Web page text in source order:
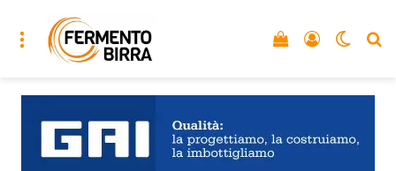
Menu Accedi
Vedi il carrello